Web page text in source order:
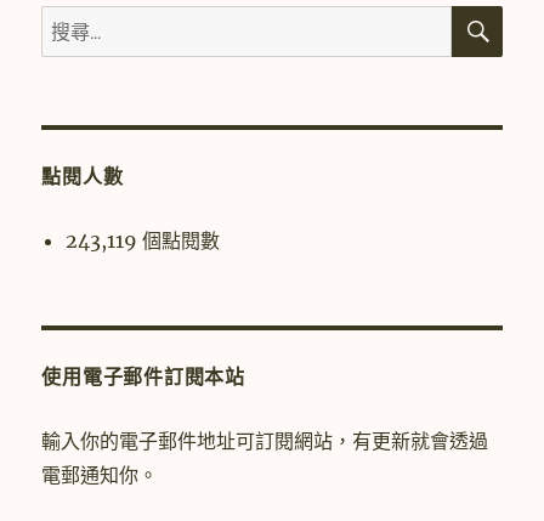
搜
尋
鍵
搜
點閱人數
243,119 個點閱數
使用電子郵件訂閱本站
輸入你的電子郵件地址可訂閱網站，有更新就會透過
電郵通知你。